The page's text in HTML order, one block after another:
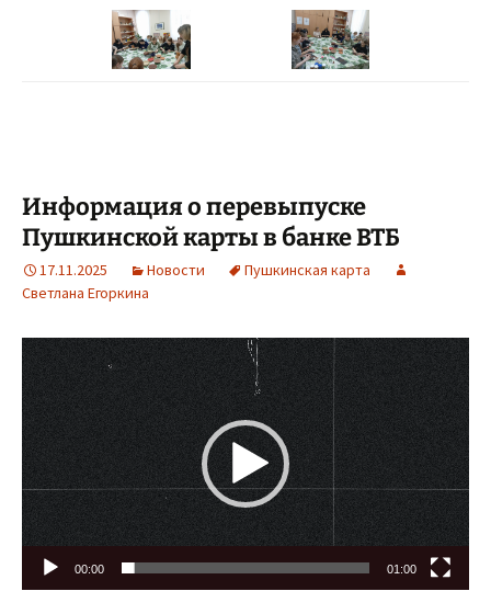
Информация о перевыпуске
Пушкинской карты в банке ВТБ
17.11.2025 Новости
Пушкинская карта
Светлана Егоркина
Видеоплеер
00:00 01:00